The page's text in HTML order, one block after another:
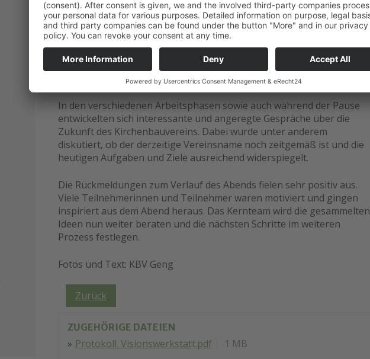
Ideen und Perspektiven für die zukünftige Ausrichtung des
Vereins gesammelt und weiterentwickelt wurden. Unter der
professionellen Moderation von Mayella Gabmann entstand nach
anfänglicher Zurückhaltung schnell eine offene und konstruktive
Atmosphäre, auf die sich die Teilnehmerinnen und Teilnehmer
engagiert einließen.
In den verschiedenen Arbeitsphasen sowie auch während der Pause
entwickelten sich interessante und angeregte Gespräche über die
Zukunft des Kirchenbauvereins. Dabei wurde unter anderem
diskutiert, ob der derzeitige Vereinsname noch zeitgemäß ist und die
heutigen Aufgaben und Ziele ausreichend widerspiegelt.
Die Rückmeldungen zum Verlauf des Abends fielen sehr positiv aus.
Viele Teilnehmerinnen und Teilnehmer waren motiviert und gingen
inspiriert aus dem Abend heraus. Das Kernteam wird die gesammelten
Ideen nun weiter beraten und die nächsten Schritte im weiteren
Prozess festlegen.
Fotos und Text: KBV Geng
Zurück
ZUGEHÖRIGE DATEIEN
Protokoll_Visionswerkstatt.pdf 1 MB